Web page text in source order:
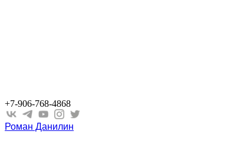
+7-906-768-4868
Роман Данилин